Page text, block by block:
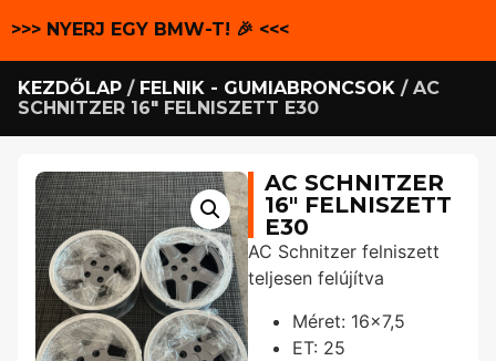
>>> NYERJ EGY BMW-T! 🎉 <<<
KEZDŐLAP / FELNIK - GUMIABRONCSOK / AC
SCHNITZER 16″ FELNISZETT E30
AC SCHNITZER
16″ FELNISZETT
E30
AC Schnitzer felniszett
teljesen felújítva
Méret: 16×7,5
ET: 25